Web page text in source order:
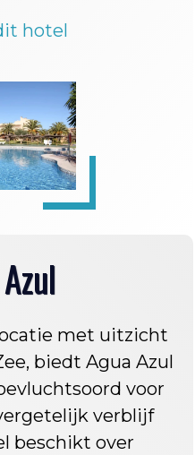
hotel
met uitzicht
biedt Agua Azul
voor
verblijf
beschikt over